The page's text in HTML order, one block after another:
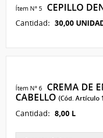
Ítem Nº 5 CEPILLO
Cantidad: 30,00
Ítem Nº 6
CREMA DE
CABELLO(Cód. Artículo
Cantidad: 8,00 L